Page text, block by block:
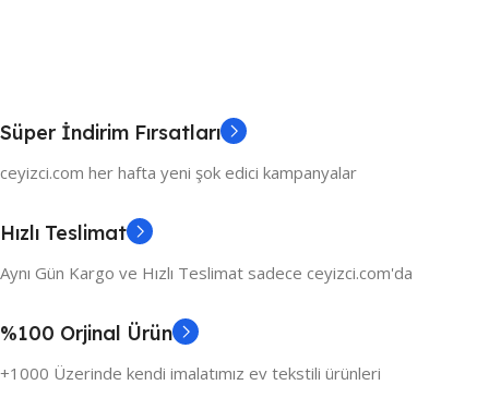
Süper İndirim Fırsatları
ceyizci.com her hafta yeni şok edici kampanyalar
Hızlı Teslimat
Aynı Gün Kargo ve Hızlı Teslimat sadece ceyizci.com'da
%100 Orjinal Ürün
+1000 Üzerinde kendi imalatımız ev tekstili ürünleri